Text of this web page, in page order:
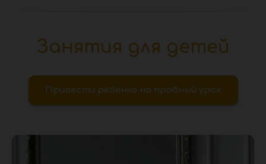
Занятия для детей
Привести ребёнка на пробный урок